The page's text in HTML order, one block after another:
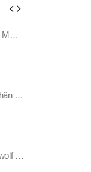
Găng Tay Dài Ngón MOTOWOLF GM9 Chính Hãng
Giáp Bảo Hộ Tay Chân MOTOWOLF MDL 1029C
Áo Giáp Lưới Motowolf MDL 0530B Chính Hãng